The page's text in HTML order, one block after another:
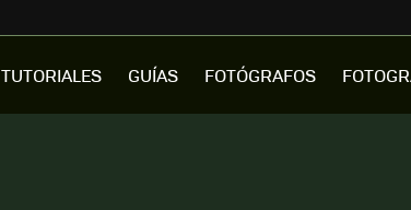
TUTORIALES GUÍAS FOTÓGRAFOS